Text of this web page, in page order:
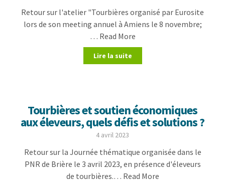
Retour sur l'atelier "Tourbières organisé par Eurosite
lors de son meeting annuel à Amiens le 8 novembre;
… Read More
Lire la suite
Tourbières et soutien économiques
aux éleveurs, quels défis et solutions ?
4 avril 2023
Retour sur la Journée thématique organisée dans le
PNR de Brière le 3 avril 2023, en présence d'éleveurs
de tourbières.… Read More